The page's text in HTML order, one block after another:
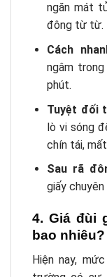
ngăn mát
đông từ từ.
Cách
ngâm
phút.
Tuyệt đối
lò vi sóng
chín tái,
Sau rã
giấy
4. Giá đùi
bao nhiêu?
Hiện nay, mức